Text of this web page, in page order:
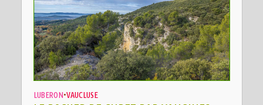
LUBERON •VAUCLUSE